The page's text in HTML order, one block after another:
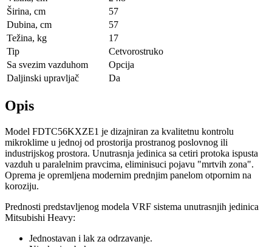
Širina, сm
57
Dubina, сm
57
Težina, kg
17
Tip
Cetvorostruko
Sa svezim vazduhom
Opcija
Daljinski upravljač
Da
Opis
Model FDTC56KXZE1 je dizajniran za kvalitetnu kontrolu
mikroklime u jednoj od prostorija prostranog poslovnog ili
industrijskog prostora. Unutrasnja jedinica sa cetiri protoka ispusta
vazduh u paralelnim pravcima, eliminisuci pojavu "mrtvih zona".
Oprema je opremljena modernim prednjim panelom otpornim na
koroziju.
Prednosti predstavljenog modela VRF sistema unutrasnjih jedinica
Mitsubishi Heavy:
Jednostavan i lak za odrzavanje.